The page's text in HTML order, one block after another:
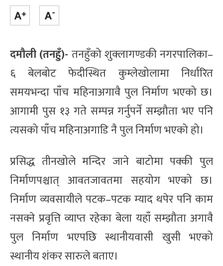
दमौली (तनहुँ)- तनहुँको शुक्लागण्डकी नगरपालिका–
६ बेलबोट फेदीस्थित कुम्लेखोलामा निर्धारित
समयभन्दा पाँच महिनाअगावै पुल निर्माण भएको छ।
आगामी पुस १३ गते सम्पन्न गर्नुपर्ने सम्झौता भए पनि
त्यसको पाँच महिनाअगाडि नै पुल निर्माण भएको हो।
प्रसिद्ध तीनखोले मन्दिर जाने बाटोमा पक्की पुल
निर्माणपश्चात् आवतजावतमा सहयोग भएको छ।
निर्माण व्यवसायीले पटक–पटक म्याद थपेर पनि काम
नसक्ने प्रवृत्ति व्याप्त रहेका बेला यहाँ सम्झौता अगावै
पुल निर्माण भएपछि स्थानीयवासी खुसी भएको
स्थानीय शंकर सारुले बताए।